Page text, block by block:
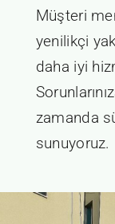
Müşteri
yenilikçi
daha iyi
zamanda
sunuyoruz.